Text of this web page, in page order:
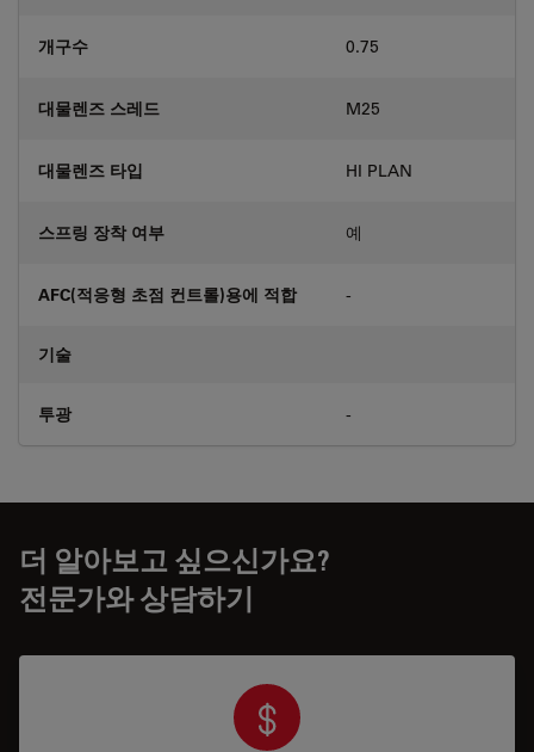
개구수 0.75
대물렌즈 스레드 M25
대물렌즈 타입 HI PLAN
스프링 장착 여부 예
AFC(적응형 초점 컨트롤)용에 적합 -
기술
투광 -
더 알아보고 싶으신가요?
전문가와 상담하기